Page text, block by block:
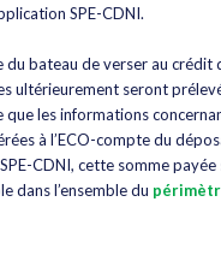
SPE-CDNI.
bateau de verser au crédit
ultérieurement seront
que les informations
à l’ECO-compte du
CDNI, cette somme
dans l’ensemble du